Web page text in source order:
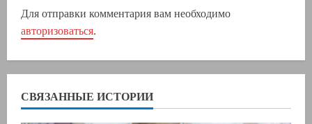
и
ь
ч
Для отправки комментария вам необходимо
авторизоваться.
СВЯЗАННЫЕ ИСТОРИИ